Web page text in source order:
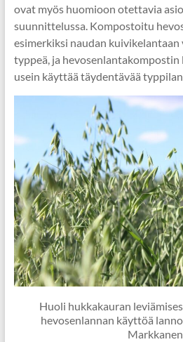
ovat myös huomioon otettavia
suunnittelussa. Kompostoitu
esimerkiksi naudan
typpeä, ja hevosenlantakompostin
usein käyttää täydentävää
Huoli hukkakauran
hevosenlannan käyttöä